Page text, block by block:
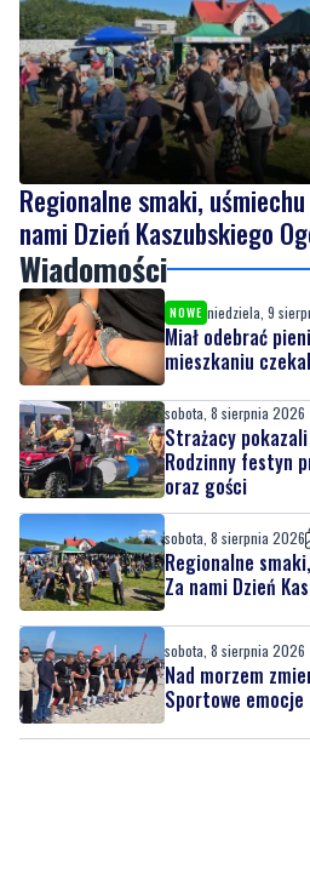
Regionalne smaki,
nami Dzień Kaszubskiego
Wiadomości
NOWE niedziela, 9
Miał odebrać
mieszkaniu
sobota, 8 sierpnia 2026
Strażacy
Rodzinny festyn
oraz gości
sobota, 8 sierpnia 2026
Regionalne
Za nami Dzień
sobota, 8 sierpnia 2026
Nad morzem